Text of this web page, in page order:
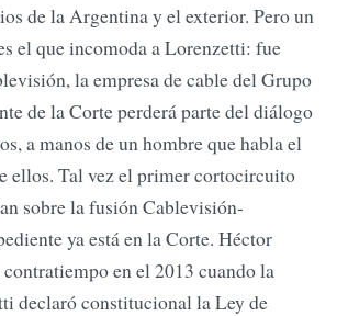
de la Argentina y el exterior. Pero un
el que incomoda a Lorenzetti: fue
la empresa de cable del Grupo
de la Corte perderá parte del diálogo
a manos de un hombre que habla el
ellos. Tal vez el primer cortocircuito
sobre la fusión Cablevisión-
ya está en la Corte. Héctor
en el 2013 cuando la
declaró constitucional la Ley de